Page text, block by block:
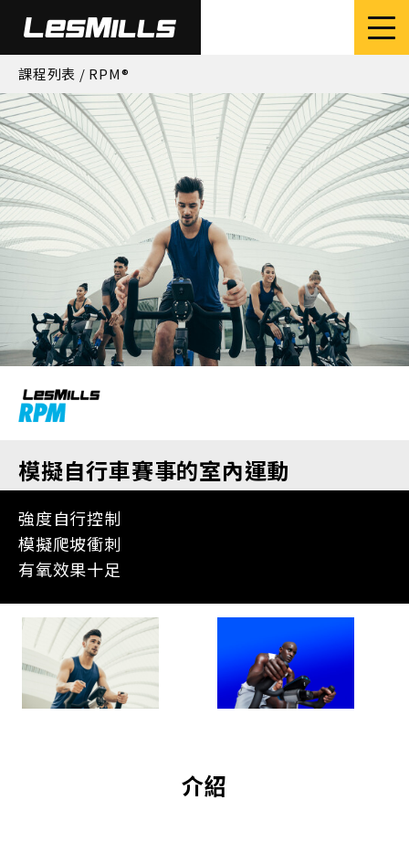
課程列表 / RPM®
模擬自行車賽事的室內運動
強度自行控制
模擬爬坡衝刺
有氧效果十足
介紹